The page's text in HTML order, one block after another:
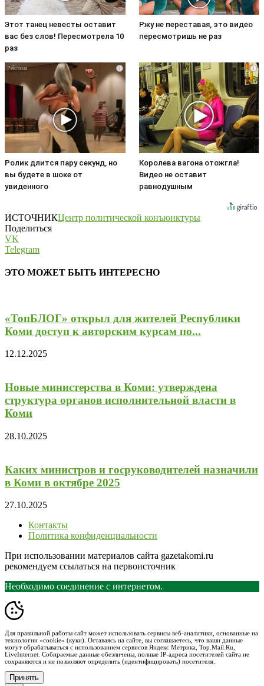
Этот танец невесты оставит
вас без слов! Пересмотрела 10
раз
Ржу не переставая, это видео
пересмотришь не раз
i
Ролик длится пару секунд, но
вы будете в шоке от
увиденного
i
Королева вагона отожгла!
Видео не оставит
равнодушным
ИСТОЧНИКЦентр политической конъюнктуры
Поделиться
VK
Telegram
ЭТО МОЖЕТ БЫТЬ ИНТЕРЕСНО
«ТопБЛОГ» открыл для жителей Республики
Коми доступ к авторским курсам по...
12.12.2025
Новые министерства в Коми: утверждена
структура органов исполнительной власти в
Коми
28.10.2025
Каких министров и госруководителей назначили
в Коми в октябре 2025
27.10.2025
Контакты
Политика конфиденциальности
При использовании материалов сайта gazetakomi.ru
рекомендуем ссылаться на первоисточник
Необходимо соединение с интернетом.
Для правильной работы сайт может использовать сервисы веб-аналитики, основанные на
технологии «cookie» (куки). Оставаясь на сайте, вы соглашаетесь, что ваши данные
могут обрабатываться с использованием сервисов Яндекс Метрика, Top.Mail.Ru,
LiveInternet. Собираемые данные обезличены, полные IP-адреса посетителей сайта не
сохраняются и не позволяют определить (идентифицировать) посетителя.
Принять